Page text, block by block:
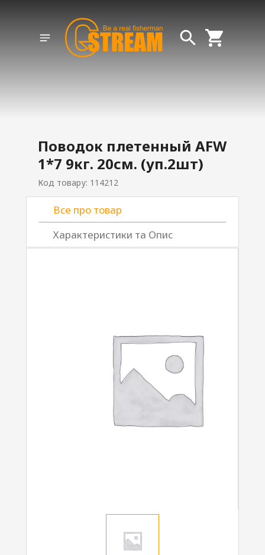
Поводок плетенный AFW
1*7 9кг. 20см. (уп.2шт)
Код товару: 114212
Все про товар
Характеристики та Опис